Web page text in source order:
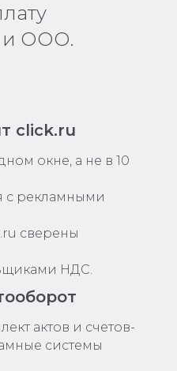
и ООО.
click.ru
окне, а не в 10
с рекламными
сверены
НДС.
актов и счетов-
системы